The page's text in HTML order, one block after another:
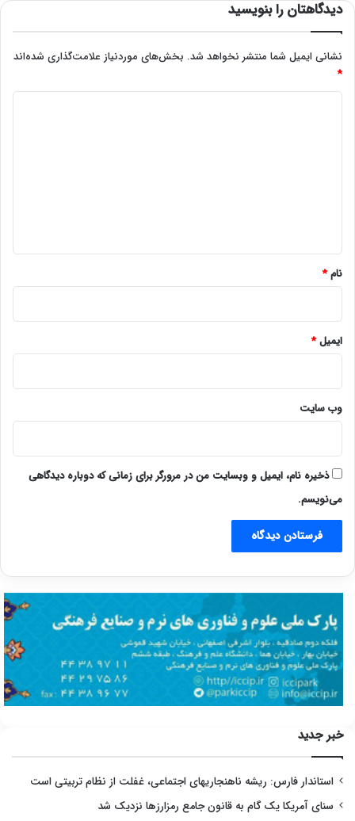
دیدگاهتان را بنویسید
نشانی ایمیل شما منتشر نخواهد شد. بخش‌های موردنیاز علامت‌گذاری شده‌اند
*
نام*
ایمیل*
وب‌ سایت
ذخیره نام، ایمیل و وبسایت من در مرورگر برای زمانی که دوباره دیدگاهی
می‌نویسم.
خبر جدید
استاندار فارس: ریشه ناهنجاریهای اجتماعی، غفلت از نظام تربیتی است
سنای آمریکا یک گام به قانون جامع رمزارزها نزدیک شد